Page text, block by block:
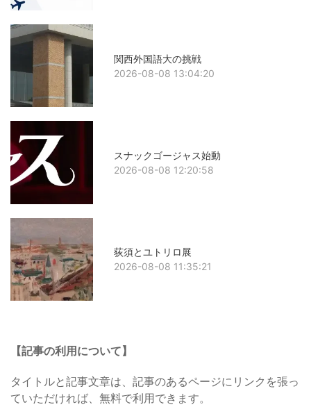
関西外国語大の挑戦
2026-08-08 13:04:20
スナックゴージャス始動
2026-08-08 12:20:58
荻須とユトリロ展
2026-08-08 11:35:21
【記事の利用について】
タイトルと記事文章は、記事のあるページにリンクを張っ
ていただければ、無料で利用できます。